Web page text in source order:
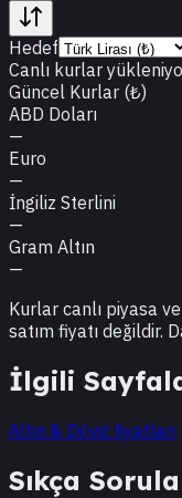
Hedef
Canlı kurlar
Güncel Kurlar (₺)
ABD Doları
—
Euro
—
İngiliz Sterlini
—
Gram Altın
—
Kurlar canlı piyasa
satım fiyatı değildir.
İlgili
Altın & Döviz fiyatları
Sıkça